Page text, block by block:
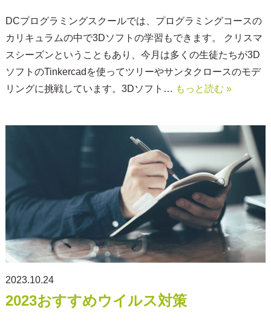
DCプログラミングスクールでは、プログラミングコースの
カリキュラムの中で3Dソフトの学習もできます。 クリスマ
スシーズンということもあり、今月は多くの生徒たちが3D
ソフトのTinkercadを使ってツリーやサンタクロースのモデ
リングに挑戦しています。3Dソフト… もっと読む »
2023.10.24
2023おすすめウイルス対策